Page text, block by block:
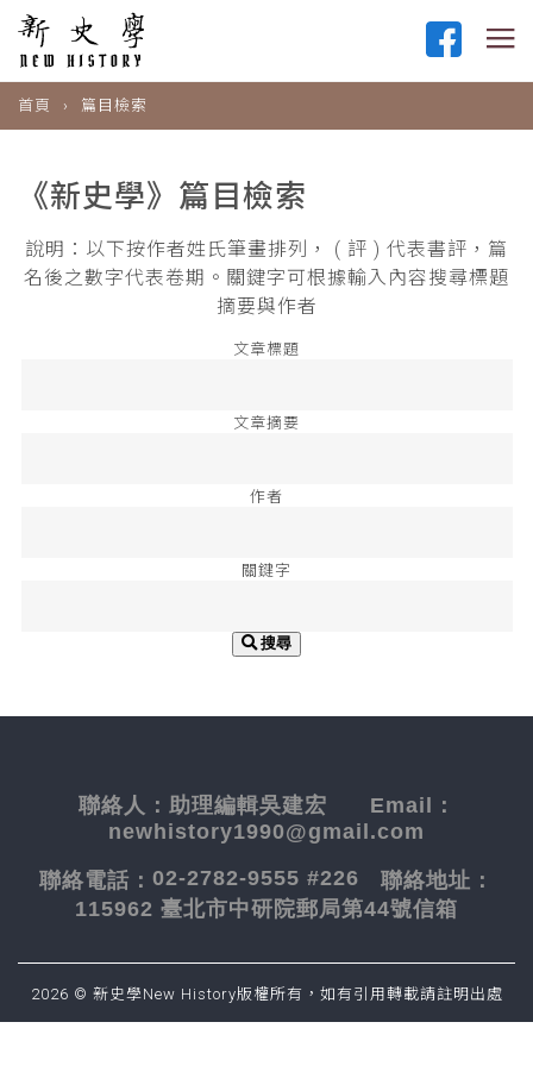
首頁 篇目檢索
《新史學》篇目檢索
說明：以下按作者姓氏筆畫排列， ( 評 ) 代表書評，篇
名後之數字代表卷期。關鍵字可根據輸入內容搜尋標題
摘要與作者
文章標題
文章摘要
作者
關鍵字
搜尋
聯絡人： 助理編輯吳建宏 Email：
newhistory1990@gmail.com
聯絡電話： 02-2782-9555 #226 聯絡地址：
115962 臺北市中研院郵局第44號信箱
2026 © 新史學New History版權所有，如有引用轉載請註明出處